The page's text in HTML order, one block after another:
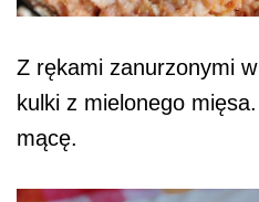
Z rękami zanurzonymi
kulki z mielonego
mącę.